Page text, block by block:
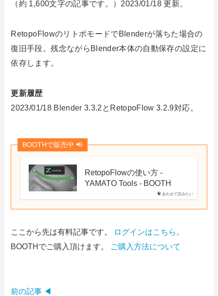
（約 1,600文字の記事です。）2023/01/18 更新。
RetopoFlowのリトポモードでBlenderが落ちた場合の
復旧手段。残念ながらBlender本体の自動保存の設定に
依存します。
更新履歴
2023/01/18 Blender 3.3.2とRetopoFlow 3.2.9対応。
BOOTHで販売中 📢
あわせて読みたい
RetopoFlowの使い方 -
YAMATO Tools - BOOTH
ここから先は有料記事です。
ログインはこちら。
BOOTHでご購入頂けます。 ご購入方法について
前の記事 ◀